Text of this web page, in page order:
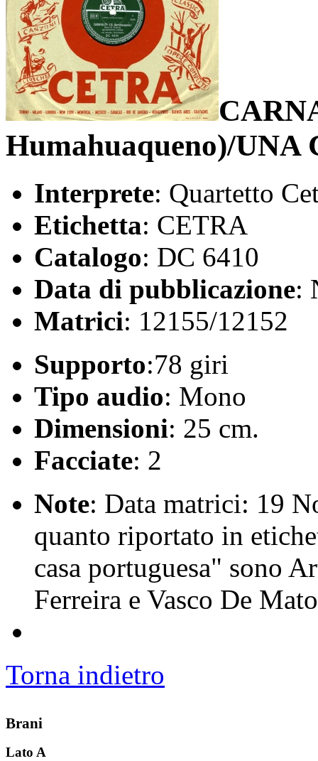
Humahuaqueno)/UNA
Interprete: Quartetto
Etichetta: CETRA
Catalogo: DC 6410
Data di pubblicazione:
Matrici: 12155/12152
Supporto:78 giri
Tipo audio: Mono
Dimensioni: 25 cm.
Facciate: 2
Note: Data matrici: 19
quanto riportato in
casa portuguesa" sono
Ferreira e Vasco De
Torna indietro
Brani
Lato A